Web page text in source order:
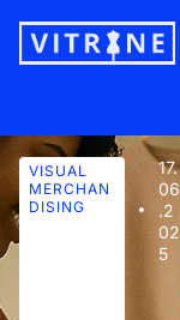
VISUAL
MERCHAN
DISING
17.
06
.2
02
5